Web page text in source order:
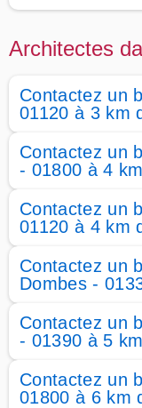
Architectes
Contactez un
01120 à 3 km
Contactez un
- 01800 à 4
Contactez un
01120 à 4 km
Contactez un
Dombes -
Contactez un
- 01390 à 5
Contactez un
01800 à 6 km